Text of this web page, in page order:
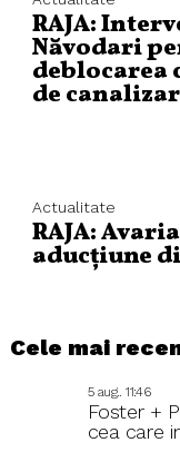
RAJA:
Năvodari
de
Actualitate
RAJA:
aducțiune
Cele mai
5 aug.. 11:46
Foster +
cea care